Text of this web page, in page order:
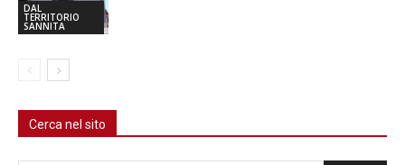
DAL
TERRITORIO
SANNITA
Cerca nel sito